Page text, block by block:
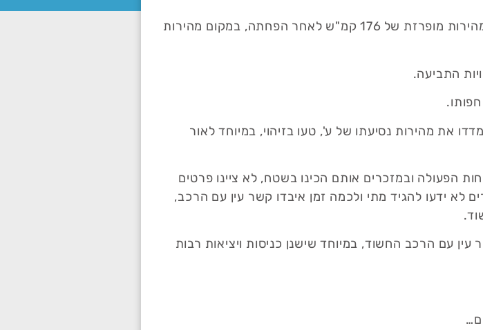
ע', בעל תפקיד בכיר בזמנו, במשרד רה"מ, נעצר על ידי שוטרים בטענה, כי נהג במהירות מופרזת של 176 קמ"ש לאחר הפחתה, במקום מהירות
התביעה.
את מהירות נסיעתו של ע', טעו בזיהוי, במיוחד לאור
הפעולה ובמזכרים אותם הכינו בשטח, לא ציינו פרטים
לא ידעו להגיד מתי ולכמה זמן איבדו קשר עין עם הרכב,
עם הרכב החשוד, במיוחד שישנן כניסות ויציאות רבות